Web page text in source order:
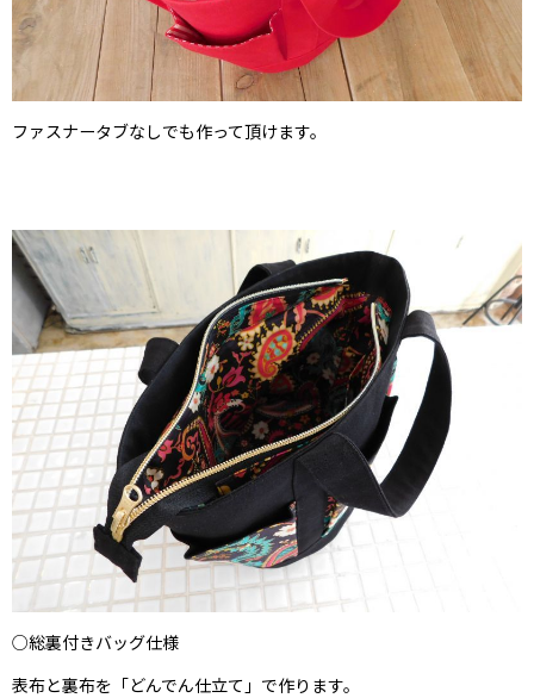
ファスナータブなしでも作って頂けます。
○総裏付きバッグ仕様
表布と裏布を「どんでん仕立て」で作ります。